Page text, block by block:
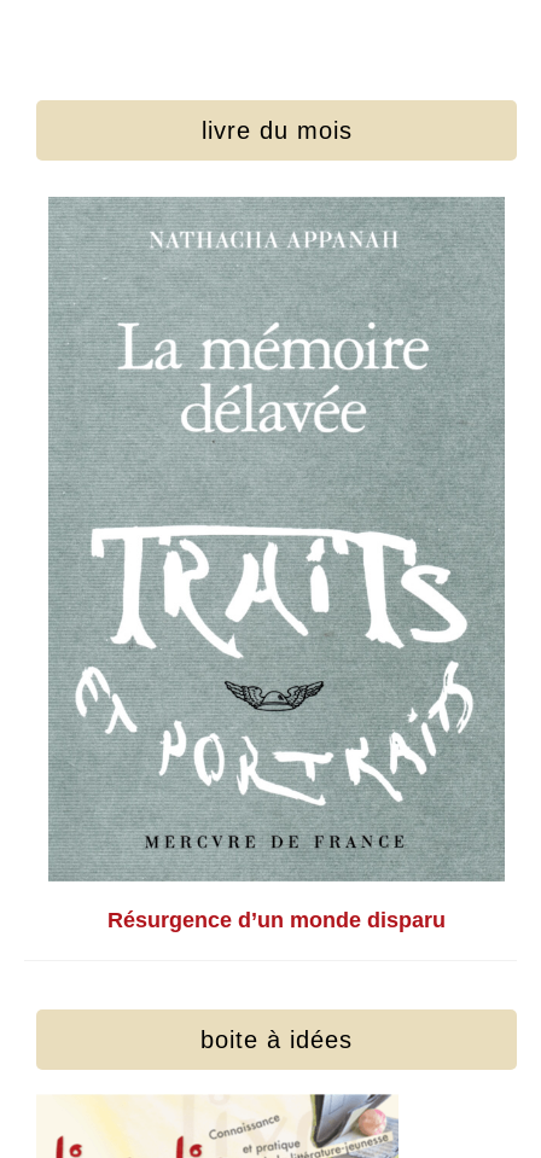
livre du mois
Résurgence d’un monde disparu
boite à idées